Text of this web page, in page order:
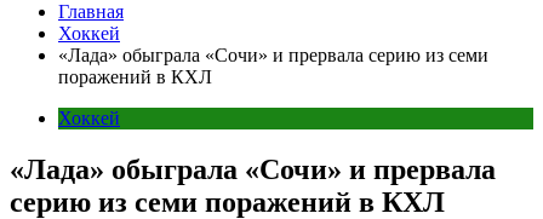
Главная
Хоккей
«Лада» обыграла «Сочи» и прервала серию из семи
поражений в КХЛ
Хоккей
«Лада» обыграла «Сочи» и прервала
серию из семи поражений в КХЛ